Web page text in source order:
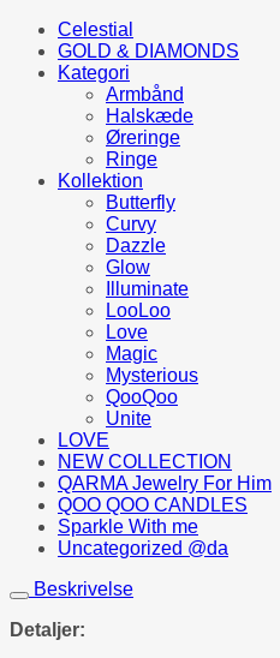
Celestial
GOLD & DIAMONDS
Kategori
Armbånd
Halskæde
Øreringe
Ringe
Kollektion
Butterfly
Curvy
Dazzle
Glow
Illuminate
LooLoo
Love
Magic
Mysterious
QooQoo
Unite
LOVE
NEW COLLECTION
QARMA Jewelry For Him
QOO QOO CANDLES
Sparkle With me
Uncategorized @da
Beskrivelse
Detaljer: